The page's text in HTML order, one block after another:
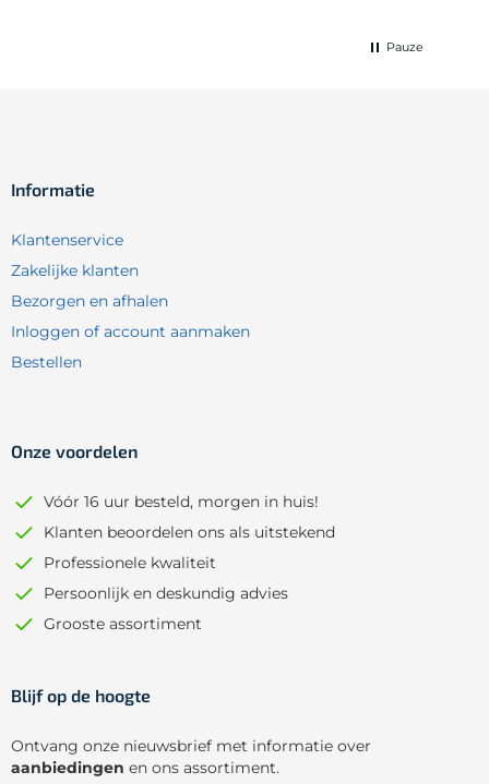
Pauze
Informatie
Klantenservice
Zakelijke klanten
Bezorgen en afhalen
Inloggen of account aanmaken
Bestellen
Onze voordelen
Vóór 16 uur besteld, morgen in huis!
Klanten beoordelen ons als uitstekend
Professionele kwaliteit
Persoonlijk en deskundig advies
Grooste assortiment
Blijf op de hoogte
Ontvang onze nieuwsbrief met informatie over
aanbiedingen en ons assortiment.